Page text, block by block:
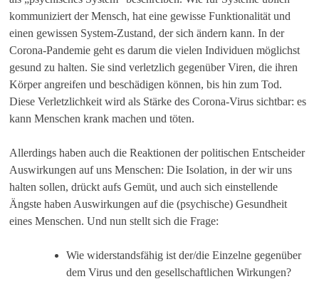
kommuniziert der Mensch, hat eine gewisse Funktionalität und
einen gewissen System-Zustand, der sich ändern kann. In der
Corona-Pandemie geht es darum die vielen Individuen möglichst
gesund zu halten. Sie sind verletzlich gegenüber Viren, die ihren
Körper angreifen und beschädigen können, bis hin zum Tod.
Diese Verletzlichkeit wird als Stärke des Corona-Virus sichtbar: es
kann Menschen krank machen und töten.
Allerdings haben auch die Reaktionen der politischen Entscheider
Auswirkungen auf uns Menschen: Die Isolation, in der wir uns
halten sollen, drückt aufs Gemüt, und auch sich einstellende
Ängste haben Auswirkungen auf die (psychische) Gesundheit
eines Menschen. Und nun stellt sich die Frage:
Wie widerstandsfähig ist der/die Einzelne gegenüber
dem Virus und den gesellschaftlichen Wirkungen?